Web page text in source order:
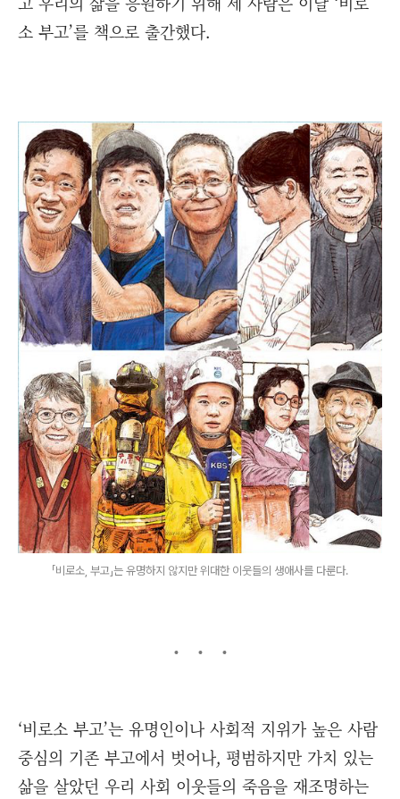
소 부고’를 책으로 출간했다.
「비로소, 부고」는 유명하지 않지만 위대한 이웃들의 생애사를 다룬다.
‘비로소 부고’는 유명인이나 사회적 지위가 높은 사람
중심의 기존 부고에서 벗어나, 평범하지만 가치 있는
삶을 살았던 우리 사회 이웃들의 죽음을 재조명하는